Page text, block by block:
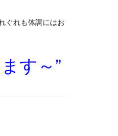
ぐれも体調にはお
す～”